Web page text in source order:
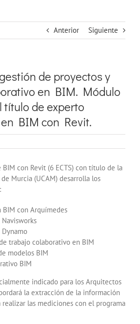
Anterior Siguiente
de proyectos y
en BIM. Módulo
título de experto
BIM con Revit.
BIM con Revit (6 ECTS) con título de la
Murcia (UCAM) desarrolla los
BIM con Arquímedes
trabajo colaborativo en BIM
modelos BIM
BIM
indicado para los Arquitectos
la extracción de la información
las mediciones con el programa